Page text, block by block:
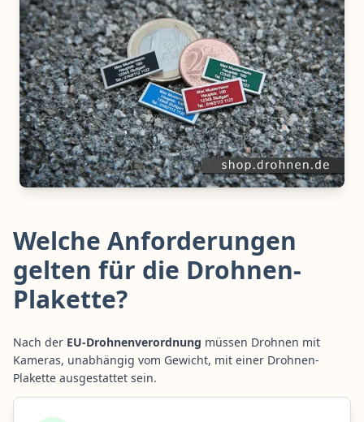
Welche Anforderungen
gelten für die Drohnen-
Plakette?
Nach der EU-Drohnenverordnung müssen Drohnen mit
Kameras, unabhängig vom Gewicht, mit einer Drohnen-
Plakette ausgestattet sein.